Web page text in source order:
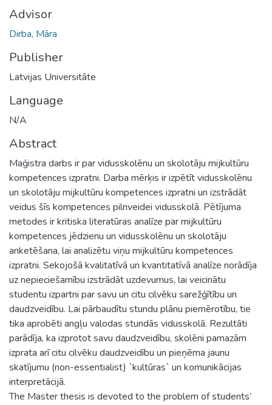
Advisor
Dirba, Māra
Publisher
Latvijas Universitāte
Language
N/A
Abstract
Maģistra darbs ir par vidusskolēnu un skolotāju mijkultūru
kompetences izpratni. Darba mērķis ir izpētīt vidusskolēnu
un skolotāju mijkultūru kompetences izpratni un izstrādāt
veidus šīs kompetences pilnveidei vidusskolā. Pētījuma
metodes ir kritiska literatūras analīze par mijkultūru
kompetences jēdzienu un vidusskolēnu un skolotāju
anketēšana, lai analizētu viņu mijkultūru kompetences
izpratni. Sekojošā kvalitatīvā un kvantitatīvā analīze norādīja
uz nepieciešamību izstrādāt uzdevumus, lai veicinātu
studentu izpartni par savu un citu cilvēku sarežģītību un
daudzveidību. Lai pārbaudītu stundu plānu piemērotību, tie
tika aprobēti angļu valodas stundās vidusskolā. Rezultāti
parādīja, ka izprotot savu daudzveidību, skolēni pamazām
izprata arī citu cilvēku daudzveidību un pieņēma jaunu
skatījumu (non-essentialist) `kultūras` un komunikācijas
interpretācijā.
The Master thesis is devoted to the problem of students’